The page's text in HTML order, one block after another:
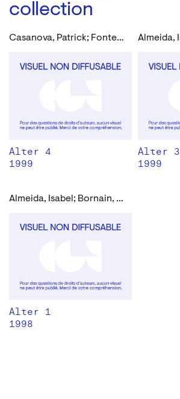
collection
Casanova, Patrick; Fonteyn, Christine; Frantz, Jerry; Jamar, Edmond; Mahieu, Didier; Pichrist, Sylvie et al.
Alter 4
1999
Alter 3
1999
Almeida, Isabel; Bornain, Alain; D’Hondt, F. J.; Jamar, Edmond; Rivière, Fabrice; Vée, Stefan et al.
Alter 1
1998